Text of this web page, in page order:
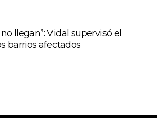
llegan”: Vidal supervisó el
barrios afectados